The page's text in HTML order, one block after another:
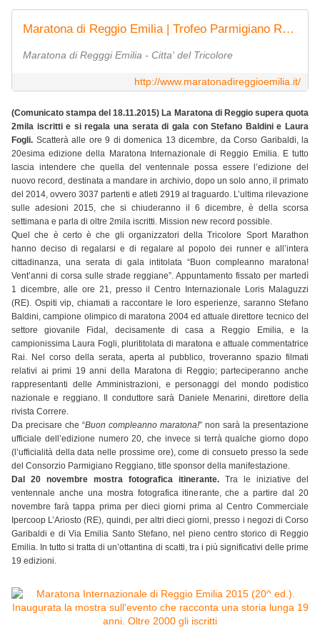
Maratona di Reggio Emilia | Trofeo Parmigiano Reggiano
Maratona di Regggi Emilia - Citta' del Tricolore
http://www.maratonadireggioemilia.it/
(Comunicato stampa del 18.11.2015) La Maratona di Reggio supera quota
2mila iscritti e si regala una serata di gala con Stefano Baldini e Laura
Fogli. Scatterà alle ore 9 di domenica 13 dicembre, da Corso Garibaldi, la
20esima edizione della Maratona Internazionale di Reggio Emilia. E tutto
lascia intendere che quella del ventennale possa essere l’edizione del
nuovo record, destinata a mandare in archivio, dopo un solo anno, il primato
del 2014, ovvero 3037 partenti e atleti 2919 al traguardo. L’ultima rilevazione
sulle adesioni 2015, che si chiuderanno il 6 dicembre, è della scorsa
settimana e parla di oltre 2mila iscritti. Mission new record possible.
Quel che è certo è che gli organizzatori della Tricolore Sport Marathon
hanno deciso di regalarsi e di regalare al popolo dei runner e all’intera
cittadinanza, una serata di gala intitolata “Buon compleanno maratona!
Vent’anni di corsa sulle strade reggiane”. Appuntamento fissato per martedì
1 dicembre, alle ore 21, presso il Centro Internazionale Loris Malaguzzi
(RE). Ospiti vip, chiamati a raccontare le loro esperienze, saranno Stefano
Baldini, campione olimpico di maratona 2004 ed attuale direttore tecnico del
settore giovanile Fidal, decisamente di casa a Reggio Emilia, e la
campionissima Laura Fogli, plurititolata di maratona e attuale commentatrice
Rai. Nel corso della serata, aperta al pubblico, troveranno spazio filmati
relativi ai primi 19 anni della Maratona di Reggio; parteciperanno anche
rappresentanti delle Amministrazioni, e personaggi del mondo podistico
nazionale e reggiano. Il conduttore sarà Daniele Menarini, direttore della
rivista Correre.
Da precisare che “Buon compleanno maratona!” non sarà la presentazione
ufficiale dell’edizione numero 20, che invece si terrà qualche giorno dopo
(l’ufficialità della data nelle prossime ore), come di consueto presso la sede
del Consorzio Parmigiano Reggiano, title sponsor della manifestazione.
Dal 20 novembre mostra fotografica itinerante. Tra le iniziative del
ventennale anche una mostra fotografica itinerante, che a partire dal 20
novembre farà tappa prima per dieci giorni prima al Centro Commerciale
Ipercoop L’Ariosto (RE), quindi, per altri dieci giorni, presso i negozi di Corso
Garibaldi e di Via Emilia Santo Stefano, nel pieno centro storico di Reggio
Emilia. In tutto si tratta di un’ottantina di scatti, tra i più significativi delle prime
19 edizioni.